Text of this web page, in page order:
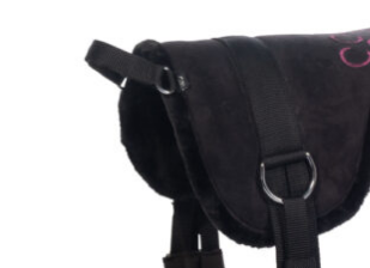
CHF 240.00CHF 190.00.